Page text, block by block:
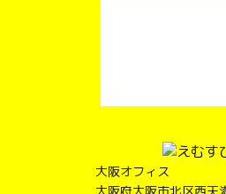
大阪オフィス
大阪府大阪市北区西